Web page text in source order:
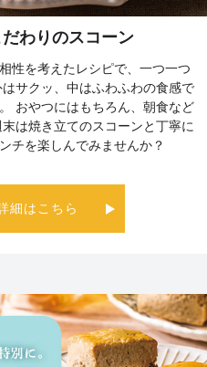
わりのスコーン
性を考えたレシピで、一つ一つ
サクッ、中はふわふわの食感で
おやつにはもちろん、朝食など
は焼き立てのスコーンと丁寧に
チを楽しんでみませんか？
細はこちら